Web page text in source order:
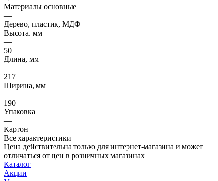
Материалы основные
—
Дерево, пластик, МДФ
Высота, мм
—
50
Длина, мм
—
217
Ширина, мм
—
190
Упаковка
—
Картон
Все характеристики
Цена действительна только для интернет-магазина и может
отличаться от цен в розничных магазинах
Каталог
Акции